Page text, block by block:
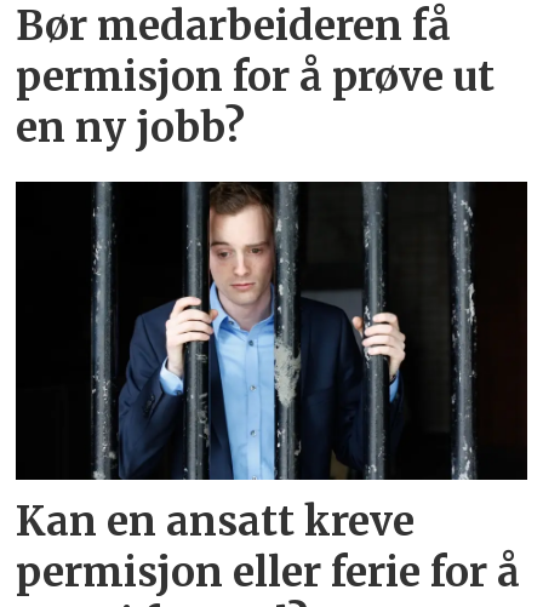
Bør medarbeideren få
permisjon for å prøve ut
en ny jobb?
Kan en ansatt kreve
permisjon eller ferie for å